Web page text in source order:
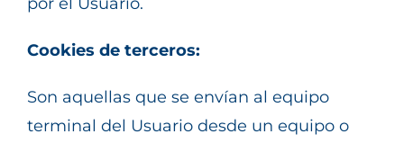
Cookies de terceros:
Son aquellas que se envían al equipo
terminal del Usuario desde un equipo o